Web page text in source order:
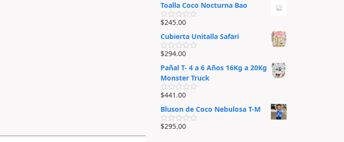
l
o
r
a
d
o
e
n
d
e
5
Toalla Coco Nocturna Bao
V
l
o
r
a
d
o
e
n
0
d
e
5
$245.00
Cubierta Unitalla Safari
V
l
o
r
a
d
e
n
0
d
$294.00
Pañal T- 4 a 6 Años 16Kg a 20Kg
Monster Truck
V
l
o
r
a
$441.00
Bluson de Coco Nebulosa T-M
V
$295.00